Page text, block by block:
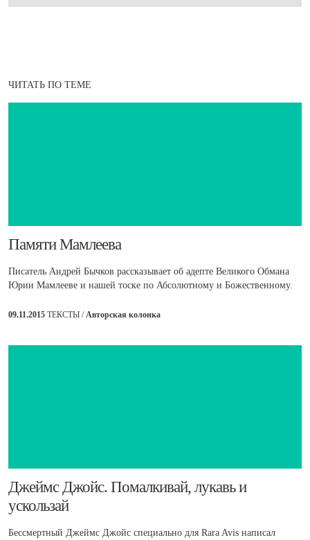
ЧИТАТЬ ПО ТЕМЕ
​Памяти Мамлеева
Писатель Андрей Бычков рассказывает об адепте Великого Обмана
Юрии Мамлееве и нашей тоске по Абсолютному и Божественному.
09.11.2015 ТЕКСТЫ / Авторская колонка
​Джеймс Джойс. Помалкивай, лукавь и
ускользай
Бессмертный Джеймс Джойс специально для Rara Avis написал